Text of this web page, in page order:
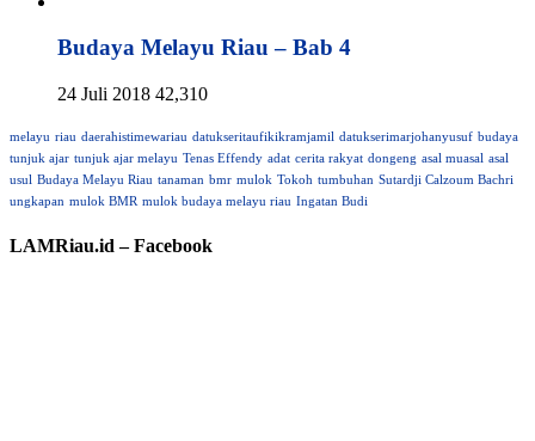
Budaya Melayu Riau – Bab 4
24 Juli 2018 42,310
melayu riau daerahistimewariau datukseritaufikikramjamil datukserimarjohanyusuf budaya
tunjuk ajar tunjuk ajar melayu Tenas Effendy adat cerita rakyat dongeng asal muasal asal
usul Budaya Melayu Riau tanaman bmr mulok Tokoh tumbuhan Sutardji Calzoum Bachri
ungkapan mulok BMR mulok budaya melayu riau Ingatan Budi
LAMRiau.id – Facebook